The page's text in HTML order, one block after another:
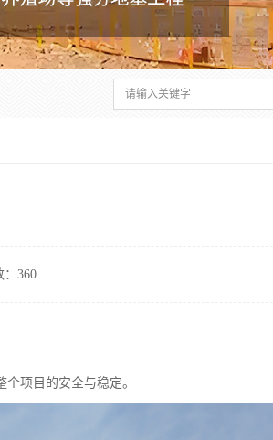
：360
项目的安全与稳定。